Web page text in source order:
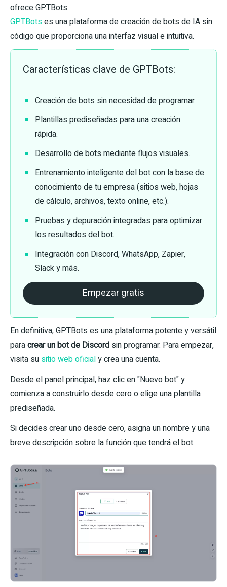
ofrece GPTBots.
GPTBotses una plataforma de creación de bots de IA sin
código que proporciona una interfaz visual e intuitiva.
Características clave de GPTBots:
Creación de bots sin necesidad de programar.
Plantillas prediseñadas para una creación
rápida.
Desarrollo de bots mediante flujos visuales.
Entrenamiento inteligente del bot con la base de
conocimiento de tu empresa (sitios web, hojas
de cálculo, archivos, texto online, etc.).
Pruebas y depuración integradas para optimizar
los resultados del bot.
Integración con Discord, WhatsApp, Zapier,
Slack y más.
Empezar gratis
En definitiva, GPTBots es una plataforma potente y versátil
paracrear un bot de Discord sin programar. Para empezar,
visita su sitio web oficialy crea una cuenta.
Desde el panel principal, haz clic en "Nuevo bot" y
comienza a construirlo desde cero o elige una plantilla
prediseñada.
Si decides crear uno desde cero, asigna un nombre y una
breve descripción sobre la función que tendrá el bot.